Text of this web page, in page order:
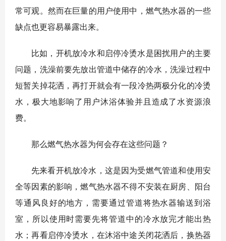
常可观。然而在巨量的用户使用中，燃气热水器的一些
缺点也更容易暴露出来。
比如，开机放冷水和启停冷烫水是困扰用户的主要
问题，洗澡前要先放出管道中储存的冷水，洗澡过程中
短暂关掉花洒，再打开就会有一段冷热两极分化的冷烫
水，极大地影响了用户沐浴体验并且造成了水资源浪
费。
那么燃气热水器为何会存在这些问题？
先来看开机放冷水，这是因为受燃气管道和使用安
全等因素的影响，燃气热水器不得不安装在厨房、阳台
等通风良好的地方，需要通过管道将热水器输送到浴
室，所以使用时需要先将管道中的冷水放完才能出热
水；再看启停冷烫水，在沐浴中途关闭花洒后，换热器